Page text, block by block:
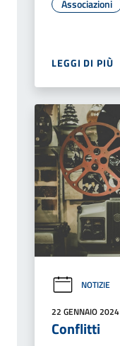
Associazioni
LEGGI DI PIÙ
NOTIZIE
22 GENNAIO 2024
Conflitti